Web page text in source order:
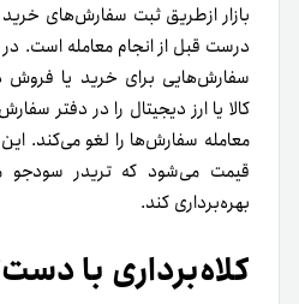
بازار از‌طریق ثبت سفارش‌های
درست قبل از انجام معامله است.
سفارش‌هایی برای خرید یا فروش
کالا یا ارز دیجیتال را در دفتر
معامله سفارش‌ها را لغو می‌کند. این
قیمت می‌شود که تریدر سودجو
بهره‌برداری کند.
کلاه‌برداری با